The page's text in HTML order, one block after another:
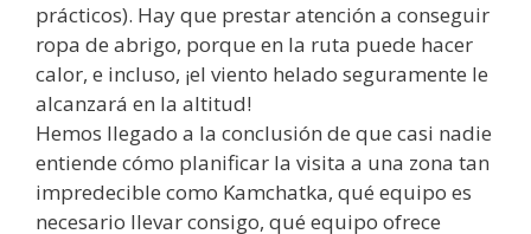
prácticos). Hay que prestar atención a conseguir
ropa de abrigo, porque en la ruta puede hacer
calor, e incluso, ¡el viento helado seguramente le
alcanzará en la altitud!
Hemos llegado a la conclusión de que casi nadie
entiende cómo planificar la visita a una zona tan
impredecible como Kamchatka, qué equipo es
necesario llevar consigo, qué equipo ofrece